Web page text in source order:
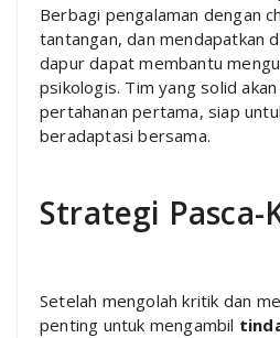
Berbagi pengalaman dengan
tantangan, dan mendapatkan
dapur dapat membantu
psikologis. Tim yang solid
pertahanan pertama, siap
beradaptasi bersama.
Strategi
Setelah mengolah kritik dan
penting untuk mengambil